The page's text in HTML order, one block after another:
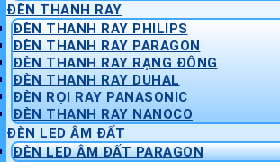
ĐÈN THANH RAY
ĐÈN THANH RAY PHILIPS
ĐÈN THANH RAY PARAGON
ĐÈN THANH RAY RẠNG ĐÔNG
ĐÈN THANH RAY DUHAL
ĐÈN RỌI RAY PANASONIC
ĐÈN THANH RAY NANOCO
ĐÈN LED ÂM ĐẤT
ĐÈN LED ÂM ĐẤT PARAGON